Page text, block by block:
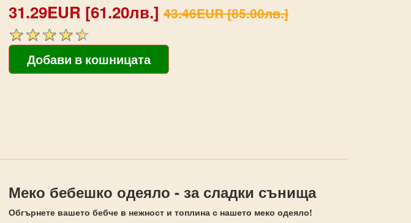
31.29EUR [61.20лв.] 43.46EUR [85.00лв.]
Меко бебешко одеяло - за сладки сънища
Обгърнете вашето бебче в нежност и топлина с нашето меко одеяло!